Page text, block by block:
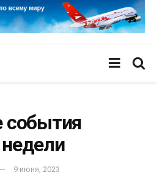
события
9 июня, 2023